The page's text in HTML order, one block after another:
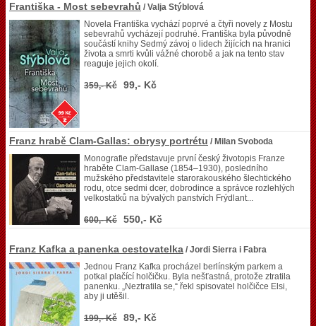
Františka - Most sebevrahů / Valja Stýblová
Novela Františka vychází poprvé a čtyři novely z Mostu
sebevrahů vycházejí podruhé. Františka byla původně
součástí knihy Sedmý závoj o lidech žijících na hranici
života a smrti kvůli vážné chorobě a jak na tento stav
reaguje jejich okolí.
359,- Kč 99,- Kč
Franz hrabě Clam-Gallas: obrysy portrétu / Milan Svoboda
Monografie představuje první český životopis Franze
hraběte Clam-Gallase (1854–1930), posledního
mužského představitele starorakouského šlechtického
rodu, otce sedmi dcer, dobrodince a správce rozlehlých
velkostatků na bývalých panstvích Frýdlant...
600,- Kč 550,- Kč
Franz Kafka a panenka cestovatelka / Jordi Sierra i Fabra
Jednou Franz Kafka procházel berlínským parkem a
potkal plačící holčičku. Byla nešťastná, protože ztratila
panenku. „Neztratila se,“ řekl spisovatel holčičce Elsi,
aby ji utěšil.
199,- Kč 89,- Kč